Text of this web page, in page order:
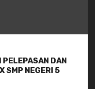
DAN
SMP NEGERI 5